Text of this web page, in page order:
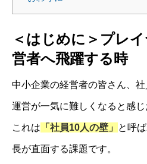
＜はじめに＞プレ
営者へ飛躍する時
中小企業の経営者の皆さん、
運営が一気に難しくなると感
これは 「社員10人の壁」 と呼
長が直面する課題です。